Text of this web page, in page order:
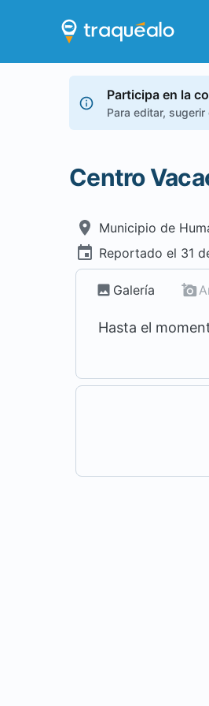
Participa en la
Para editar,
Centro
Municipio de
Reportado el 31
Galería
Hasta el